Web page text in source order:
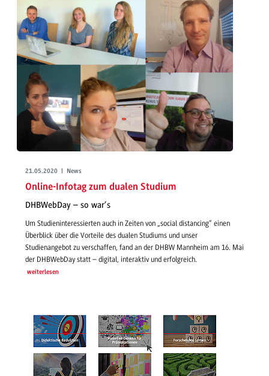
21.05.2020 | News
Online-Infotag zum dualen Studium
DHBWebDay – so war’s
Um Studieninteressierten auch in Zeiten von „social distancing“ einen
Überblick über die Vorteile des dualen Studiums und unser
Studienangebot zu verschaffen, fand an der DHBW Mannheim am 16. Mai
der DHBWebDay statt – digital, interaktiv und erfolgreich.
weiterlesen